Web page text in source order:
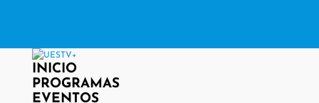
INICIO
PROGRAMAS
EVENTOS